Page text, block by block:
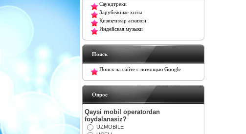
Саундтреки
Зарубежные хиты
Қизиқчилар аскияси
Индейская музыки
Поиск
Поиск на сайте с помощью Google
Oпрос
Qaysi mobil operatordan
foydalanasiz?
UZMOBILE